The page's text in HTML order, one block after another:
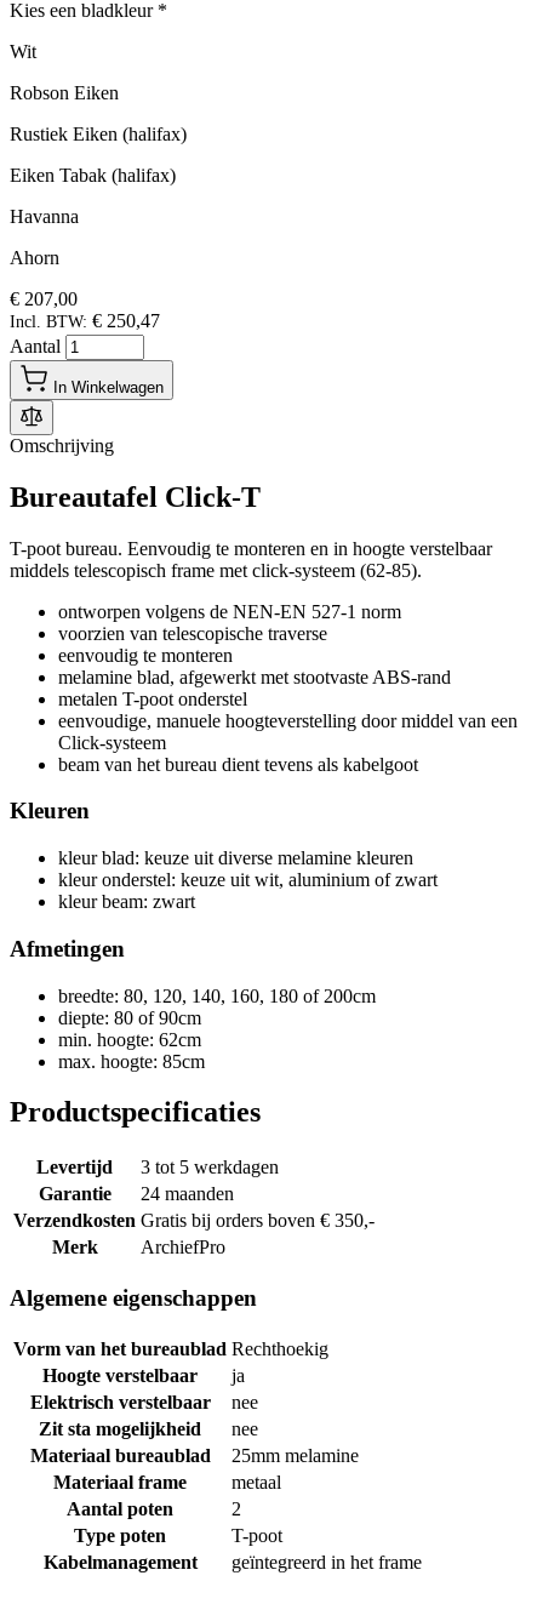
Kies een bladkleur *
Wit
Robson Eiken
Rustiek Eiken (halifax)
Eiken Tabak (halifax)
Havanna
Ahorn
€ 207,00
Incl. BTW: € 250,47
Aantal
In Winkelwagen
Omschrijving
Bureautafel Click-T
T-poot bureau. Eenvoudig te monteren en in hoogte verstelbaar
middels telescopisch frame met click-systeem (62-85).
ontworpen volgens de NEN-EN 527-1 norm
voorzien van telescopische traverse
eenvoudig te monteren
melamine blad, afgewerkt met stootvaste ABS-rand
metalen T-poot onderstel
eenvoudige, manuele hoogteverstelling door middel van een
Click-systeem
beam van het bureau dient tevens als kabelgoot
Kleuren
kleur blad: keuze uit diverse melamine kleuren
kleur onderstel: keuze uit wit, aluminium of zwart
kleur beam: zwart
Afmetingen
breedte: 80, 120, 140, 160, 180 of 200cm
diepte: 80 of 90cm
min. hoogte: 62cm
max. hoogte: 85cm
Productspecificaties
Levertijd
3 tot 5 werkdagen
Garantie
24 maanden
Verzendkosten Gratis bij orders boven € 350,-
Merk
ArchiefPro
Algemene eigenschappen
Vorm van het bureaublad Rechthoekig
Hoogte verstelbaar
ja
Elektrisch verstelbaar
nee
Zit sta mogelijkheid
nee
Materiaal bureaublad
25mm melamine
Materiaal frame
metaal
Aantal poten
2
Type poten
T-poot
Kabelmanagement
geïntegreerd in het frame